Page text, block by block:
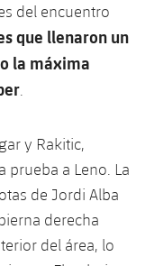
del encuentro
que llenaron un
la máxima
y Rakitic,
prueba a Leno. La
de Jordi Alba
derecha
del área, lo